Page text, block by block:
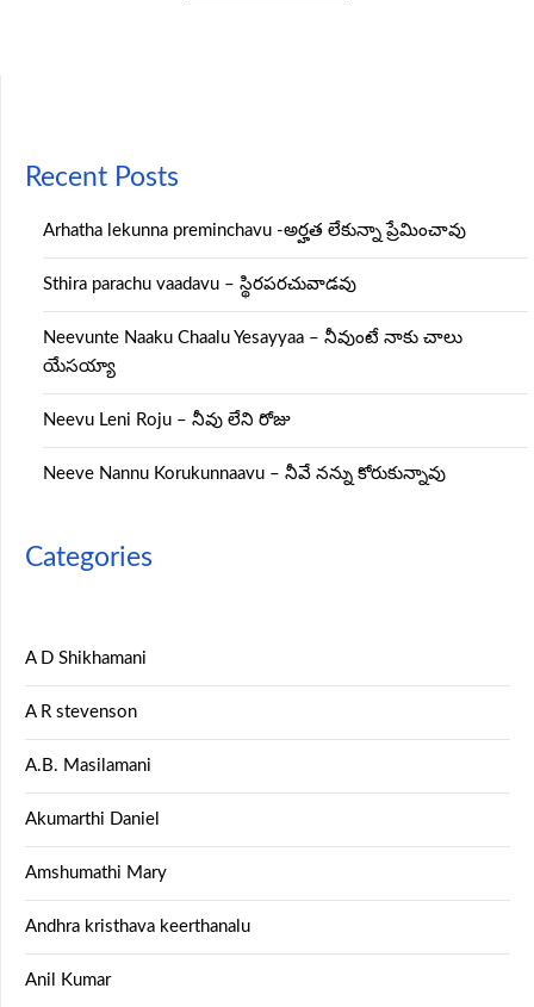
Recent Posts
Arhatha lekunna preminchavu -అర్హత లేకున్నా ప్రేమించావు
Sthira parachu vaadavu – స్థిరపరచువాడవు
Neevunte Naaku Chaalu Yesayyaa – నీవుంటే నాకు చాలు
యేసయ్యా
Neevu Leni Roju – నీవు లేని రోజు
Neeve Nannu Korukunnaavu – నీవే నన్ను కోరుకున్నావు
Categories
A D Shikhamani
A R stevenson
A.B. Masilamani
Akumarthi Daniel
Amshumathi Mary
Andhra kristhava keerthanalu
Anil Kumar